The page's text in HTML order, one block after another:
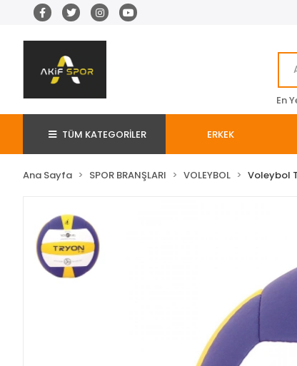
En
TÜM KATEGORİLER ERKEK
Ana Sayfa SPOR BRANŞLARI VOLEYBOL Voleybol